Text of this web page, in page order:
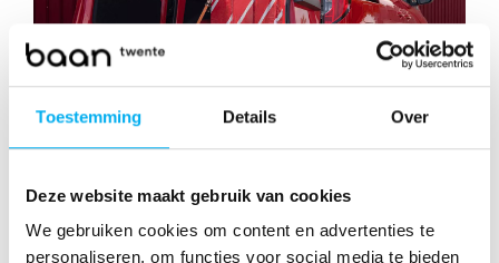
Toestemming Details Over
Deze website maakt gebruik van cookies
We gebruiken cookies om content en advertenties te
personaliseren, om functies voor social media te bieden
De nieuwe Citan Gesloten
Bestelwagen is een